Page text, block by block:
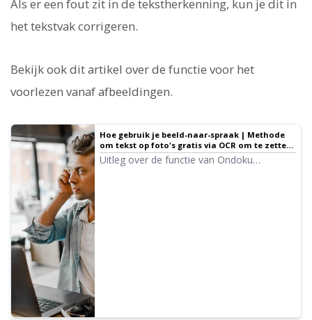
Als er een fout zit in de tekstherkenning, kun je dit in
het tekstvak corrigeren.
Bekijk ook dit artikel over de functie voor het
voorlezen vanaf afbeeldingen.
Hoe gebruik je beeld-naar-spraak | Methode
om tekst op foto's gratis via OCR om te zetten
in audio
Uitleg over de functie van Ondoku